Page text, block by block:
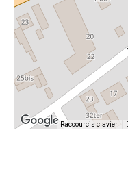
Raccourcis clavier